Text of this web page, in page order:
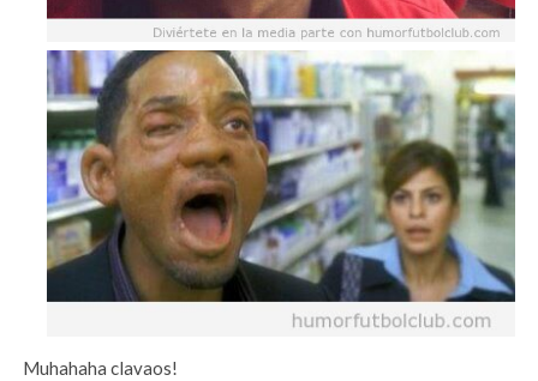
Muhahaha clavaos!